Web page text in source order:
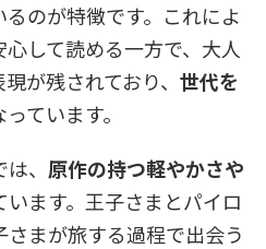
のが特徴です。これによ
して読める一方で、大人
が残されており、 世代を
っています。
、 原作の持つ軽やかさや
います。王子さまとパイロ
まが旅する過程で出会う